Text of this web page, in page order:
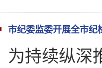
市纪委监委开展全市纪
为持续纵深